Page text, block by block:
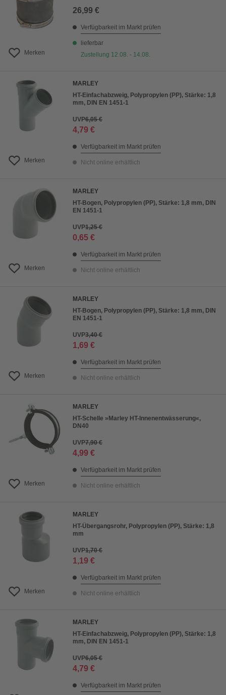
Merken
26,99 €
Verfügbarkeit im Markt prüfen
lieferbar
Zustellung 12.08. - 14.08.
Merken
MARLEY
HT-Einfachabzweig, Polypropylen (PP), Stärke: 1,8
mm, DIN EN 1451-1
UVP6,05 €
4,79 €
Verfügbarkeit im Markt prüfen
Nicht online erhältlich
Merken
MARLEY
HT-Bogen, Polypropylen (PP), Stärke: 1,8 mm, DIN
EN 1451-1
UVP1,25 €
0,65 €
Verfügbarkeit im Markt prüfen
Nicht online erhältlich
Merken
MARLEY
HT-Bogen, Polypropylen (PP), Stärke: 1,8 mm, DIN
EN 1451-1
UVP3,40 €
1,69 €
Verfügbarkeit im Markt prüfen
Nicht online erhältlich
Merken
MARLEY
HT-Schelle »Marley HT-Innenentwässerung«,
DN40
UVP7,90 €
4,99 €
Verfügbarkeit im Markt prüfen
Nicht online erhältlich
Merken
MARLEY
HT-Übergangsrohr, Polypropylen (PP), Stärke: 1,8
mm
UVP1,70 €
1,19 €
Verfügbarkeit im Markt prüfen
Nicht online erhältlich
MARLEY
HT-Einfachabzweig, Polypropylen (PP), Stärke: 1,8
mm, DIN EN 1451-1
UVP6,05 €
4,79 €
Verfügbarkeit im Markt prüfen